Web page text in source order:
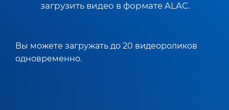
загрузить видео в формате ALAC.
Вы можете загружать до 20 видеороликов
одновременно.